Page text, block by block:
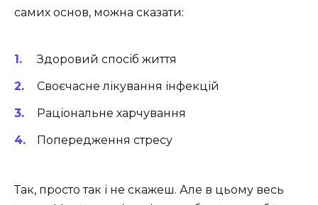
самих основ, можна сказати:
Здоровий спосіб життя
Своєчасне лікування інфекцій
Раціональне харчування
Попередження стресу
Так, просто так і не скажеш. Але в цьому весь